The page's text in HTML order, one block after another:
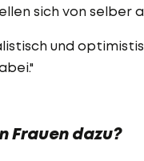
sich von selber
und
Frauen dazu?